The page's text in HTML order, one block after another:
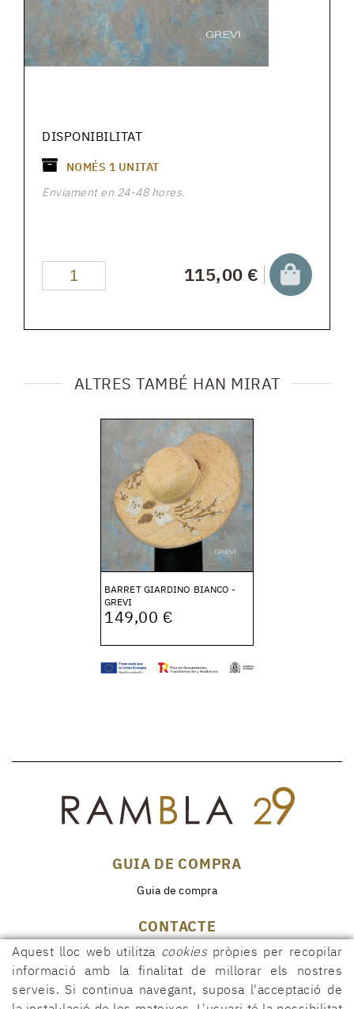
DISPONIBILITAT
NOMÉS 1 UNITAT
Enviament en 24-48 hores.
115,00 €
ALTRES TAMBÉ HAN MIRAT
BARRET GIARDINO BIANCO -
GREVI
149,00 €
GUIA DE COMPRA
Guia de compra
CONTACTE
Rambla, 29
17600 FIGUERES (Girona)
972 50 00 07
Aquest lloc web utilitza cookies pròpies per recopilar
informació amb la finalitat de millorar els nostres
serveis. Si continua navegant, suposa l'acceptació de